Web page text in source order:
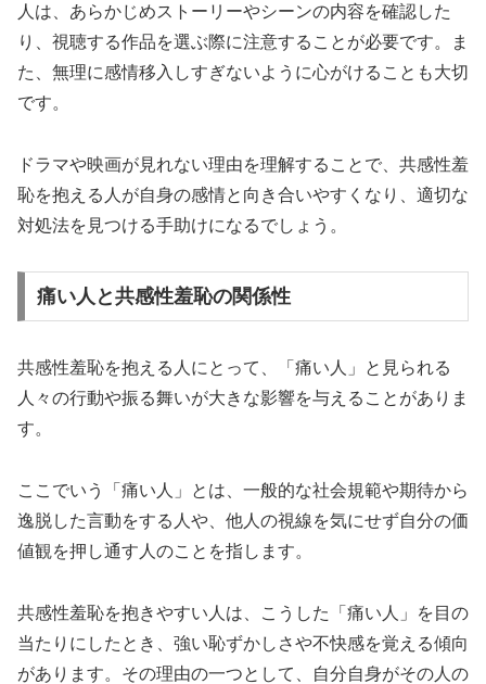
人は、あらかじめストーリーやシーンの内容を確認した
り、視聴する作品を選ぶ際に注意することが必要です。ま
た、無理に感情移入しすぎないように心がけることも大切
です。
ドラマや映画が見れない理由を理解することで、共感性羞
恥を抱える人が自身の感情と向き合いやすくなり、適切な
対処法を見つける手助けになるでしょう。
痛い人と共感性羞恥の関係性
共感性羞恥を抱える人にとって、「痛い人」と見られる
人々の行動や振る舞いが大きな影響を与えることがありま
す。
ここでいう「痛い人」とは、一般的な社会規範や期待から
逸脱した言動をする人や、他人の視線を気にせず自分の価
値観を押し通す人のことを指します。
共感性羞恥を抱きやすい人は、こうした「痛い人」を目の
当たりにしたとき、強い恥ずかしさや不快感を覚える傾向
があります。その理由の一つとして、自分自身がその人の